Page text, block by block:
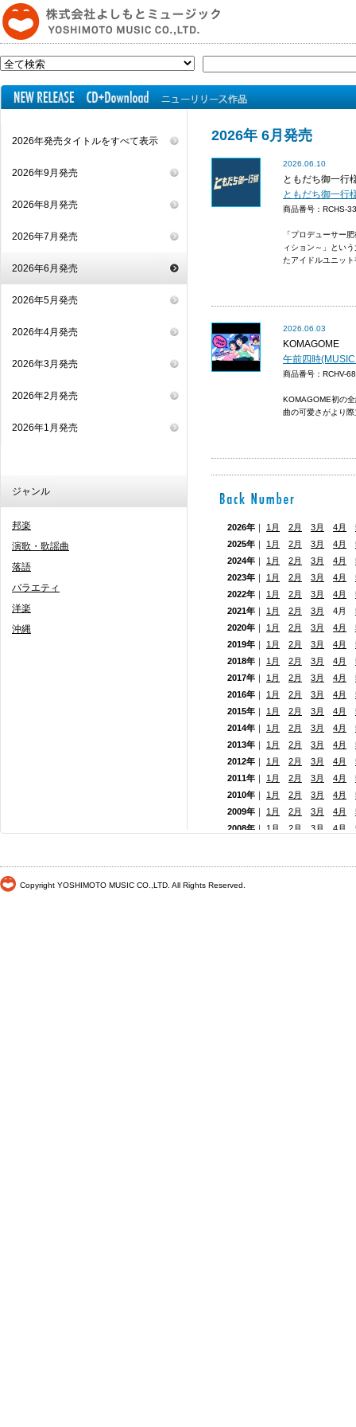
2026年発売タイトルをすべて表示
2026年9月発売
2026年8月発売
2026年7月発売
2026年6月発売
2026年5月発売
2026年4月発売
2026年3月発売
2026年2月発売
2026年1月発売
ジャンル
邦楽
演歌・歌謡曲
落語
バラエティ
洋楽
沖縄
2026年 6月発売
2026.06.10
ともだち御一行
ともだち御一行
商品番号：RCHS-
「プロデューサー
ィション～」とい
たアイドルユニッ
2026.06.03
KOMAGOME
午前四時
商品番号：RCHV-
KOMAGOME初の
曲の可愛さがより
2026年 ｜ 1月 2月 3月 4月
2025年 ｜ 1月 2月 3月 4月
2024年 ｜ 1月 2月 3月 4月
2023年 ｜ 1月 2月 3月 4月
2022年 ｜ 1月 2月 3月 4月
2021年 ｜ 1月 2月 3月 4月
2020年 ｜ 1月 2月 3月 4月
2019年 ｜ 1月 2月 3月 4月
2018年 ｜ 1月 2月 3月 4月
2017年 ｜ 1月 2月 3月 4月
2016年 ｜ 1月 2月 3月 4月
2015年 ｜ 1月 2月 3月 4月
2014年 ｜ 1月 2月 3月 4月
2013年 ｜ 1月 2月 3月 4月
2012年 ｜ 1月 2月 3月 4月
2011年 ｜ 1月 2月 3月 4月
2010年 ｜ 1月 2月 3月 4月
2009年 ｜ 1月 2月 3月 4月
2008年 ｜ 1月 2月 3月 4月
Copyright YOSHIMOTO MUSIC CO.,LTD. All Rights Reserved.